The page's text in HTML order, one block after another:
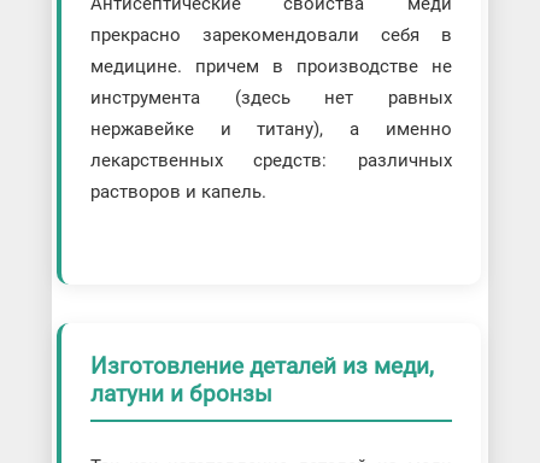
прекрасно зарекомендовали себя в
медицине. причем в производстве не
инструмента (здесь нет равных
нержавейке и титану), а именно
лекарственных средств: различных
растворов и капель.
Изготовление деталей из меди,
латуни и бронзы